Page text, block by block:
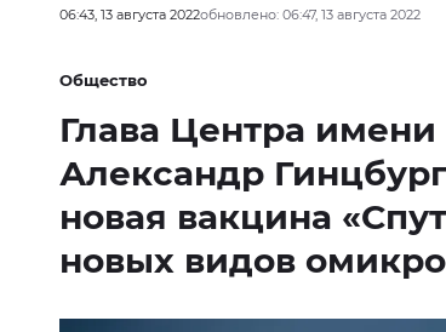
06:43, 13 августа 2022обновлено: 06:47, 13 августа 2022
Общество
Глава Центра
Александр
новая вакцина
новых видов